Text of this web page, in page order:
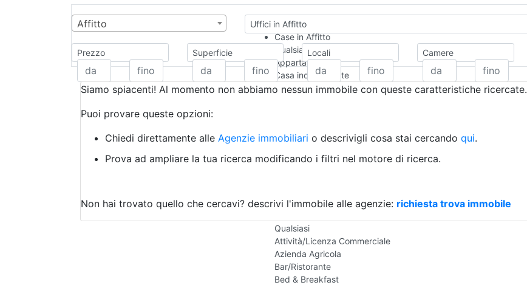
Affitto
Uffici in Affitto
Case in Affitto
Qualsiasi
Appartamento
Casa indipendente
Casa Semi-indipendente
Rustico/Casale
Camera d'Albergo
Box/Garage
Qualsiasi
Attività/Licenza Commerciale
Azienda Agricola
Bar/Ristorante
Bed & Breakfast
Prezzo Superficie Locali Camere
Siamo spiacenti! Al momento non abbiamo nessun immobile con queste caratteristiche ricercate.
Puoi provare queste opzioni:
Chiedi direttamente alle Agenzie immobiliari o descrivigli cosa stai cercando qui.
Prova ad ampliare la tua ricerca modificando i filtri nel motore di ricerca.
Non hai trovato quello che cercavi? descrivi l'immobile alle agenzie: richiesta trova immobile